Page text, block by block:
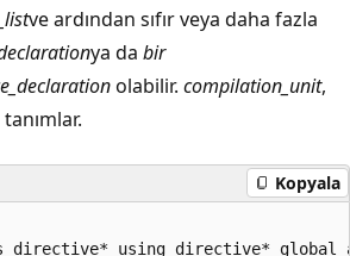
ve ardından sıfır veya daha fazla
ya da bir
olabilir. compilation_unit,
Kopyala
using_directive*